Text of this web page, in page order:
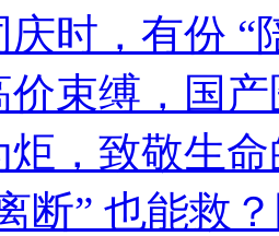
庆时，有份 “
价束缚，国
炬，致敬生
断” 也能救